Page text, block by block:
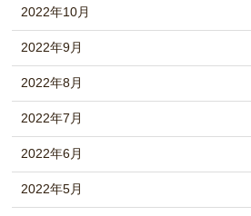
2022年10月
2022年9月
2022年8月
2022年7月
2022年6月
2022年5月